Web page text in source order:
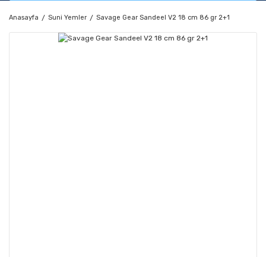
Anasayfa Suni Yemler Savage Gear Sandeel V2 18 cm 86 gr 2+1